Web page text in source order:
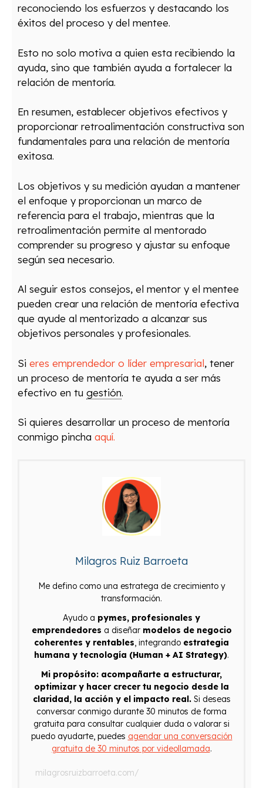
reconociendo los esfuerzos y destacando los
éxitos del proceso y del mentee.
Esto no solo motiva a quien esta recibiendo la
ayuda, sino que también ayuda a fortalecer la
relación de mentoría.
En resumen, establecer objetivos efectivos y
proporcionar retroalimentación constructiva son
fundamentales para una relación de mentoría
exitosa.
Los objetivos y su medición ayudan a mantener
el enfoque y proporcionan un marco de
referencia para el trabajo, mientras que la
retroalimentación permite al mentorado
comprender su progreso y ajustar su enfoque
según sea necesario.
Al seguir estos consejos, el mentor y el mentee
pueden crear una relación de mentoría efectiva
que ayude al mentorizado a alcanzar sus
objetivos personales y profesionales.
Si eres emprendedor o líder empresarial, tener
un proceso de mentoría te ayuda a ser más
efectivo en tu gestión.
Si quieres desarrollar un proceso de mentoría
conmigo pincha aquí.
Milagros Ruiz Barroeta
Me defino como una estratega de crecimiento y
transformación.
Ayudo a pymes, profesionales y
emprendedores a diseñar modelos de negocio
coherentes y rentables , integrando estrategia
humana y tecnología (Human + AI Strategy).
Mi propósito: acompañarte a estructurar,
optimizar y hacer crecer tu negocio desde la
claridad, la acción y el impacto real.Si deseas
conversar conmigo durante 30 minutos de forma
gratuita para consultar cualquier duda o valorar si
puedo ayudarte, puedes agendar una conversación
gratuita de 30 minutos por videollamada.
milagrosruizbarroeta.com/